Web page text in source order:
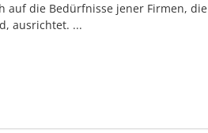
auf die Bedürfnisse jener Firmen, die
ausrichtet. ...